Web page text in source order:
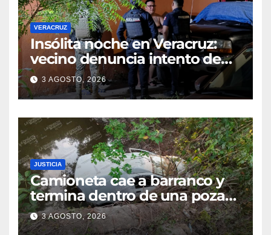
VERACRUZ
Insólita noche en Veracruz:
vecino denuncia intento de
cateo tras viralizar video
captado por cámaras de
seguridad
3 AGOSTO, 2026
JUSTICIA
Camioneta cae a barranco y
termina dentro de una poza
en Coatzintla; conductor sale
con golpes leves
3 AGOSTO, 2026